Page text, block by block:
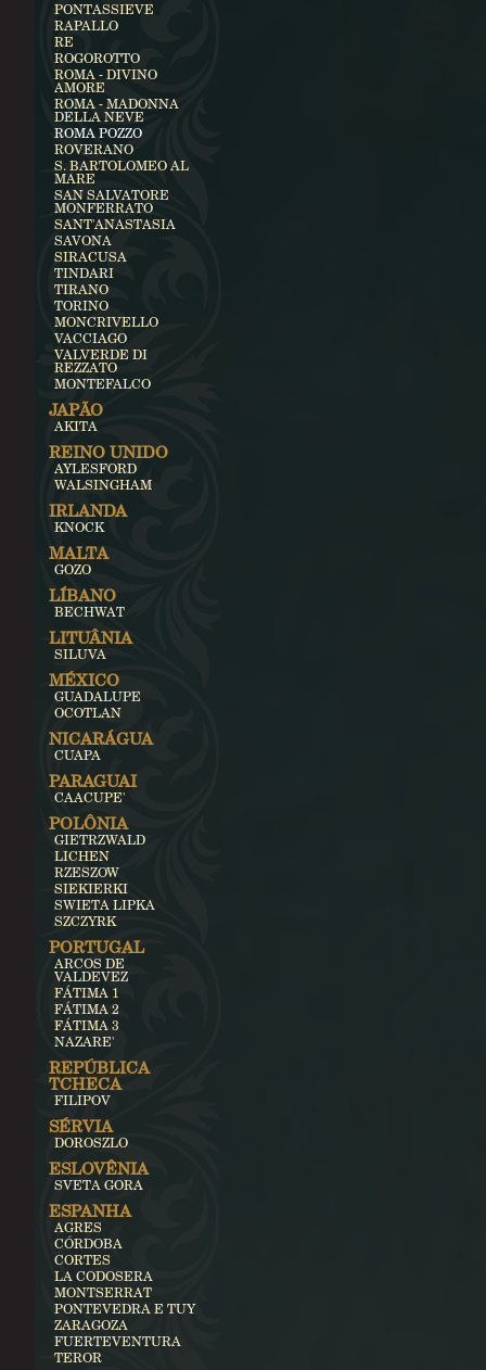
PONTASSIEVE
RAPALLO
RE
ROGOROTTO
ROMA - DIVINO
AMORE
ROMA - MADONNA
DELLA NEVE
ROMA POZZO
ROVERANO
S. BARTOLOMEO AL
MARE
SAN SALVATORE
MONFERRATO
SANT'ANASTASIA
SAVONA
SIRACUSA
TINDARI
TIRANO
TORINO
MONCRIVELLO
VACCIAGO
VALVERDE DI
REZZATO
MONTEFALCO
JAPÃO
AKITA
REINO UNIDO
AYLESFORD
WALSINGHAM
IRLANDA
KNOCK
MALTA
GOZO
LÍBANO
BECHWAT
LITUÂNIA
SILUVA
MÉXICO
GUADALUPE
OCOTLAN
NICARÁGUA
CUAPA
PARAGUAI
CAACUPE'
POLÔNIA
GIETRZWALD
LICHEN
RZESZOW
SIEKIERKI
SWIETA LIPKA
SZCZYRK
PORTUGAL
ARCOS DE
VALDEVEZ
FÁTIMA 1
FÁTIMA 2
FÁTIMA 3
NAZARE'
REPÚBLICA
TCHECA
FILIPOV
SÉRVIA
DOROSZLO
ESLOVÊNIA
SVETA GORA
ESPANHA
AGRES
CÓRDOBA
CORTES
LA CODOSERA
MONTSERRAT
PONTEVEDRA E TUY
ZARAGOZA
FUERTEVENTURA
TEROR